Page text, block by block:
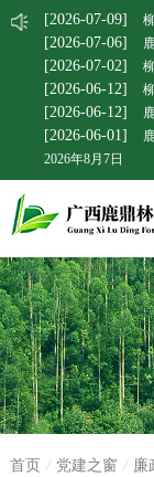
[2026-07-09]
[2026-07-06]
[2026-07-02]
[2026-06-12]
[2026-06-12]
[2026-06-01]
2026年8月7日
首页 / 党建之窗 / 廉